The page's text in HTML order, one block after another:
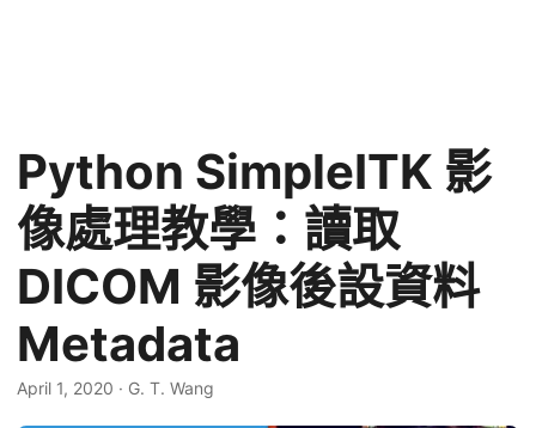
Python SimpleITK 影
像處理教學：讀取
DICOM 影像後設資料
Metadata
April 1, 2020 · G. T. Wang